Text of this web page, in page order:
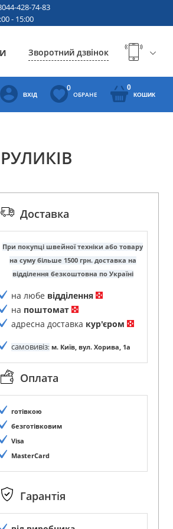
428-74-83
- 15:00
Зворотний дзвінок
ВХІД
0
ОБРАНЕ
0
КОШИК
Доставка
При покупці швейної техніки або товару
на суму більше 1500 грн. доставка на
відділення безкоштовна по Україні
на любе відділення
на поштомат
адресна доставка кур'єром
самовивіз: м. Київ, вул. Хорива, 1а
Оплата
готівкою
безготівковим
Visa
MasterCard
Гарантія